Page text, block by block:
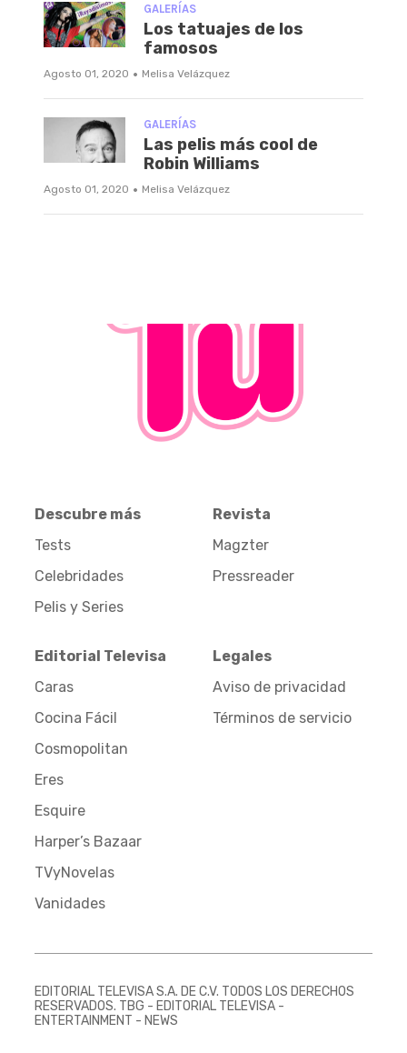
GALERÍAS
Los tatuajes de los
famosos
Agosto 01, 2020 · Melisa Velázquez
GALERÍAS
Las pelis más cool de
Robin Williams
Agosto 01, 2020 · Melisa Velázquez
Descubre más
Tests
Celebridades
Pelis y Series
Revista
Magzter
Pressreader
Editorial Televisa
Caras
Cocina Fácil
Cosmopolitan
Eres
Esquire
Harper’s Bazaar
TVyNovelas
Vanidades
Legales
Aviso de privacidad
Términos de servicio
EDITORIAL TELEVISA S.A. DE C.V. TODOS LOS DERECHOS
RESERVADOS. TBG - EDITORIAL TELEVISA -
ENTERTAINMENT - NEWS